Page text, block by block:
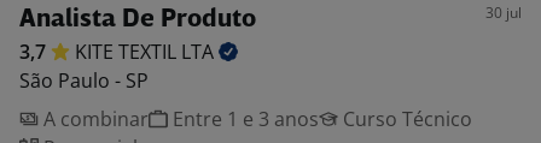
Analista De Produto 30 jul
3,7 KITE TEXTIL LTA
São Paulo - SP
A combinar
Entre 1 e 3 anos
Curso Técnico